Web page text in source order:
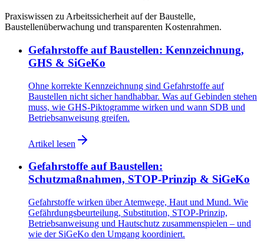
Praxiswissen zu Arbeitssicherheit auf der Baustelle,
Baustellenüberwachung und transparenten Kostenrahmen.
Gefahrstoffe auf Baustellen: Kennzeichnung,
GHS & SiGeKo
Ohne korrekte Kennzeichnung sind Gefahrstoffe auf
Baustellen nicht sicher handhabbar. Was auf Gebinden stehen
muss, wie GHS-Piktogramme wirken und wann SDB und
Betriebsanweisung greifen.
Artikel lesen
Gefahrstoffe auf Baustellen:
Schutzmaßnahmen, STOP-Prinzip & SiGeKo
Gefahrstoffe wirken über Atemwege, Haut und Mund. Wie
Gefährdungsbeurteilung, Substitution, STOP-Prinzip,
Betriebsanweisung und Hautschutz zusammenspielen – und
wie der SiGeKo den Umgang koordiniert.